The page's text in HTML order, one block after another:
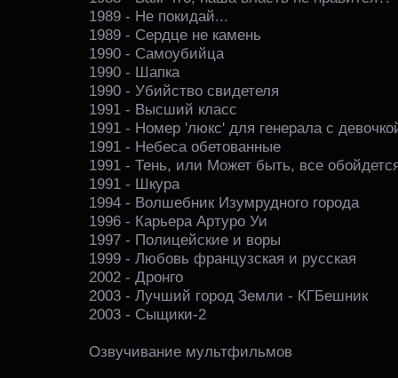
1989 - Не покидай...
1989 - Сердце не камень
1990 - Самоубийца
1990 - Шапка
1990 - Убийство свидетеля
1991 - Высший класс
1991 - Номер 'люкс' для генерала с
1991 - Небеса обетованные
1991 - Тень, или Может быть, все
1991 - Шкура
1994 - Волшебник Изумрудного города
1996 - Карьера Артуро Уи
1997 - Полицейские и воры
1999 - Любовь французская и русская
2002 - Дронго
2003 - Лучший город Земли - КГБешник
2003 - Сыщики-2
Озвучивание мультфильмов